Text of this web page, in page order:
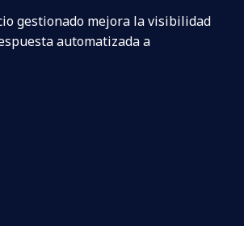
gestionado mejora la visibilidad
automatizada a